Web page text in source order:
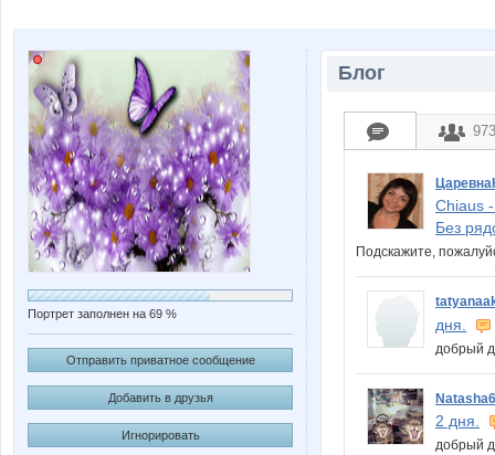
Портрет заполнен на 69 %
Отправить приватное сообщение
Добавить в друзья
Игнорировать
Блог
973
Chiaus
Без
Подскажите,
дня.
добрый
2 дня.
добрый